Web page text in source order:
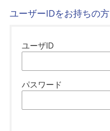
ユーザーIDをお持ちの方
ユーザID
パスワード